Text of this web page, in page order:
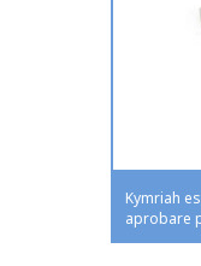
Kymriah
aprobare